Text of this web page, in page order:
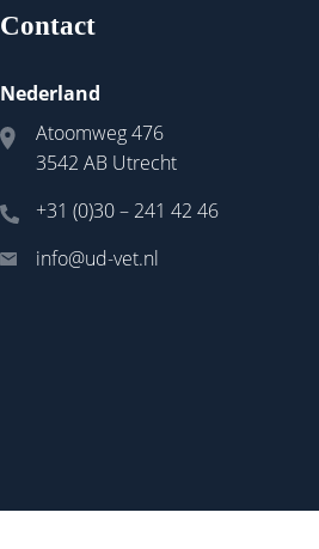
Contact
Nederland
Atoomweg 476
3542 AB Utrecht
+31 (0)30 – 241 42 46
info@ud-vet.nl